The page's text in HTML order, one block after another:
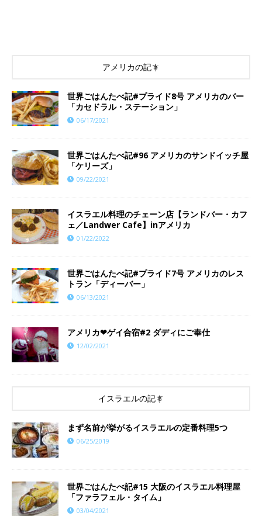
アメリカの記事
世界ごはんたべ記#プライド8号 アメリカのバー
「カセドラル・ステーション」
06/17/2021
世界ごはんたべ記#96 アメリカのサンドイッチ屋
「ケリーズ」
09/22/2021
イスラエル料理のチェーン店【ランドバー・カフ
ェ／Landwer Cafe】inアメリカ
01/22/2022
世界ごはんたべ記#プライド7号 アメリカのレス
トラン「ディーバー」
06/13/2021
アメリカ❤︎ゲイ合宿#2 ダディにご奉仕
12/02/2021
イスラエルの記事
まず名前が挙がるイスラエルの定番料理5つ
06/25/2019
世界ごはんたべ記#15 大阪のイスラエル料理屋
「ファラフェル・タイム」
03/04/2021